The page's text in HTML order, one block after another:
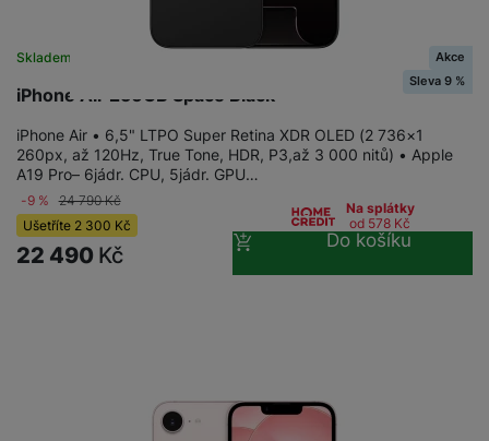
iPhone Air 256GB Space Black
Skladem na prodejně
Akce
Sleva 9 %
iPhone Air • 6,5" LTPO Super Retina XDR OLED (2 736×1
260px, až 120Hz, True Tone, HDR, P3,až 3 000 nitů) • Apple
A19 Pro– 6jádr. CPU, 5jádr. GPU…
-9 % 24 790Kč
Ušetříte 2 300 Kč
22 490 Kč
Na splátky
od 578 Kč
Do košíku